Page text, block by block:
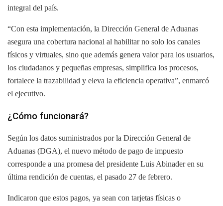
integral del país.
“Con esta implementación, la Dirección General de Aduanas
asegura una cobertura nacional al habilitar no solo los canales
físicos y virtuales, sino que además genera valor para los usuarios,
los ciudadanos y pequeñas empresas, simplifica los procesos,
fortalece la trazabilidad y eleva la eficiencia operativa”, enmarcó
el ejecutivo.
¿Cómo funcionará?
Según los datos suministrados por la Dirección General de
Aduanas (DGA), el nuevo método de pago de impuesto
corresponde a una promesa del presidente Luis Abinader en su
última rendición de cuentas, el pasado 27 de febrero.
Indicaron que estos pagos, ya sean con tarjetas físicas o